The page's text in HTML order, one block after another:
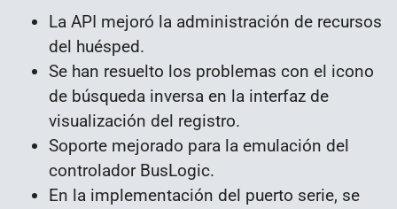
La API mejoró la administración de recursos
del huésped.
Se han resuelto los problemas con el icono
de búsqueda inversa en la interfaz de
visualización del registro.
Soporte mejorado para la emulación del
controlador BusLogic.
En la implementación del puerto serie, se